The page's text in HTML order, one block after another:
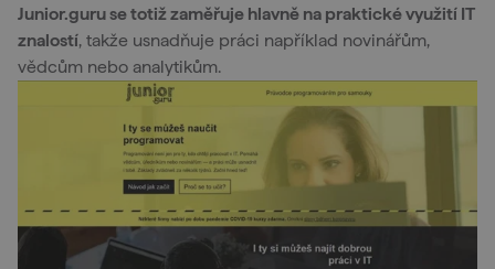
Junior.guru se totiž zaměřuje hlavně na praktické využití IT
znalostí, takže usnadňuje práci například novinářům,
vědcům nebo analytikům.